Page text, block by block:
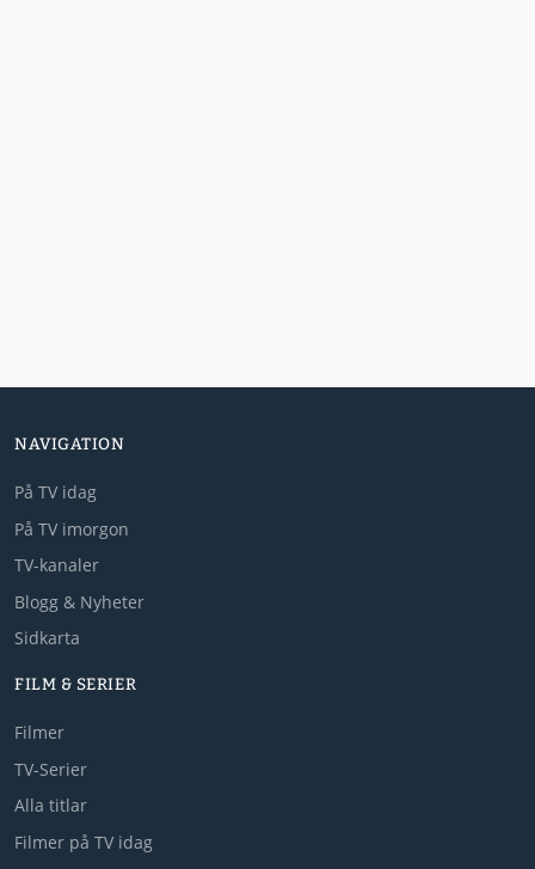
NAVIGATION
På TV idag
På TV imorgon
TV-kanaler
Blogg & Nyheter
Sidkarta
FILM & SERIER
Filmer
TV-Serier
Alla titlar
Filmer på TV idag